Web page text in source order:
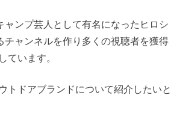
ンプ芸人として有名になったヒロシ
ャンネルを作り多くの視聴者を獲得
ています。
トドアブランドについて紹介したいと